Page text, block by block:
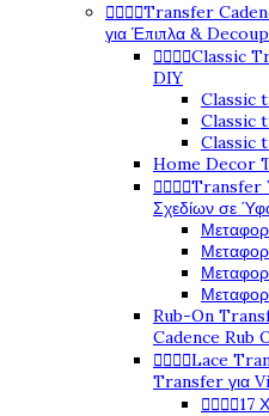
Transfer
για Έπιπλα &
Classic
DIY
Classic
Classic
Classic
Home Decor
Transfer
Σχεδίων σε
Rub-On
Cadence Rub
Lace
Transfer για
17